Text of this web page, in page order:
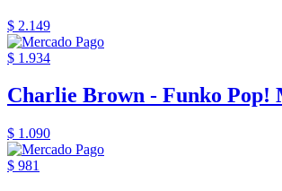
$ 2.149
$ 1.934
Charlie Brown - Funko Pop!
$ 1.090
$ 981